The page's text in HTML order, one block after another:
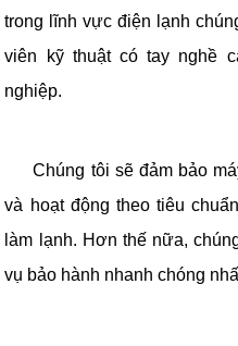
trong lĩnh vực điện lạnh
viên kỹ thuật có tay nghề
nghiệp.
Chúng tôi sẽ đảm bảo
và hoạt động theo tiêu
làm lạnh. Hơn thế nữa,
vụ bảo hành nhanh chóng